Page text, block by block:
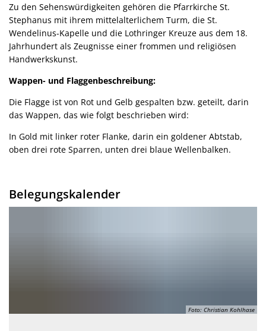
Zu den Sehenswürdigkeiten gehören die Pfarrkirche St.
Stephanus mit ihrem mittelalterlichem Turm, die St.
Wendelinus-Kapelle und die Lothringer Kreuze aus dem 18.
Jahrhundert als Zeugnisse einer frommen und religiösen
Handwerkskunst.
Wappen- und Flaggenbeschreibung:
Die Flagge ist von Rot und Gelb gespalten bzw. geteilt, darin
das Wappen, das wie folgt beschrieben wird:
In Gold mit linker roter Flanke, darin ein goldener Abtstab,
oben drei rote Sparren, unten drei blaue Wellenbalken.
Belegungskalender
Foto: Christian Kohlhase